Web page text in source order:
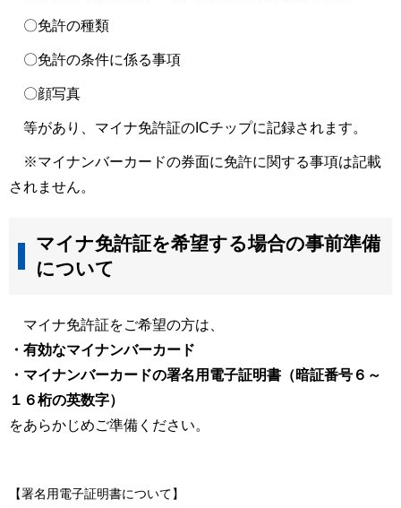
〇免許の種類
〇免許の条件に係る事項
〇顔写真
等があり、マイナ免許証のICチップに記録されます。
※マイナンバーカードの券面に免許に関する事項は記載
されません。
マイナ免許証を希望する場合の事前準備
について
マイナ免許証をご希望の方は、
・有効なマイナンバーカード
・マイナンバーカードの署名用電子証明書（暗証番号６～
１６桁の英数字）
をあらかじめご準備ください。
【署名用電子証明書について】